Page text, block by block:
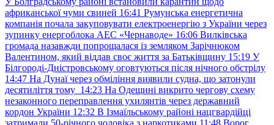
африканської чуми свиней 16:41 Румунська енергетична
компанія почала закуповувати електроенергію з України через
зупинку енергоблока АЕС «Чернаводе» 16:06 Вилківська
громада назавжди попрощалася із земляком Зарічнюком
Валентином, який віддав своє життя за Батьківщину 15:19 У
Білгороді-Дністровському оговтуються після нічного обстрілу
14:47 На Дунаї через обміління виявили судна, що затонули
десятиліття тому 14:23 На Одещині викрито чергову схему
незаконного переправлення ухилянтів через державний
кордон України 12:32 В Ізмаїльському районі нацгвардійці
затримали 50-річного чоловіка з наркотиками 11:48 Ворог